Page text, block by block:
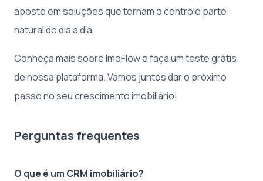
aposte em soluções que tornam o controle parte
natural do dia a dia.
Conheça mais sobre ImoFlow e faça um teste grátis
de nossa plataforma. Vamos juntos dar o próximo
passo no seu crescimento imobiliário!
Perguntas frequentes
O que é um CRM imobiliário?